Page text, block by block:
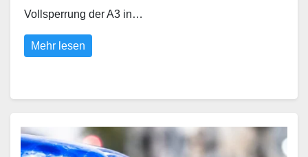
Vollsperrung der A3 in…
Mehr lesen